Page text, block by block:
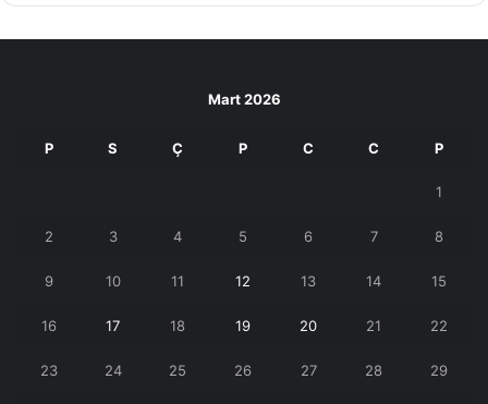
Mart 2026
P S Ç P C C P
1
2 3 4 5 6 7 8
9 10 11 12 13 14 15
16 17 18 19 20 21 22
23 24 25 26 27 28 29